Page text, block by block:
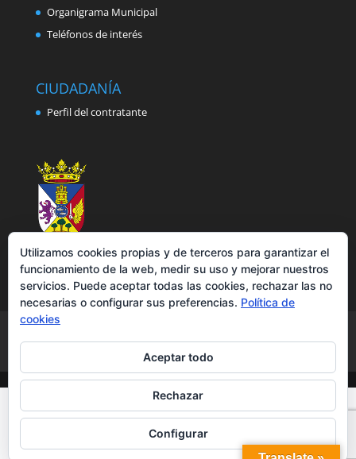
Organigrama Municipal
Teléfonos de interés
CIUDADANÍA
Perfil del contratante
Política de cookies
Accesibilidad
Utilizamos cookies propias y de terceros para garantizar el
funcionamiento de la web, medir su uso y mejorar nuestros
servicios. Puede aceptar todas las cookies, rechazar las no
necesarias o configurar sus preferencias. Política de
cookies
Aceptar todo
Rechazar
Configurar